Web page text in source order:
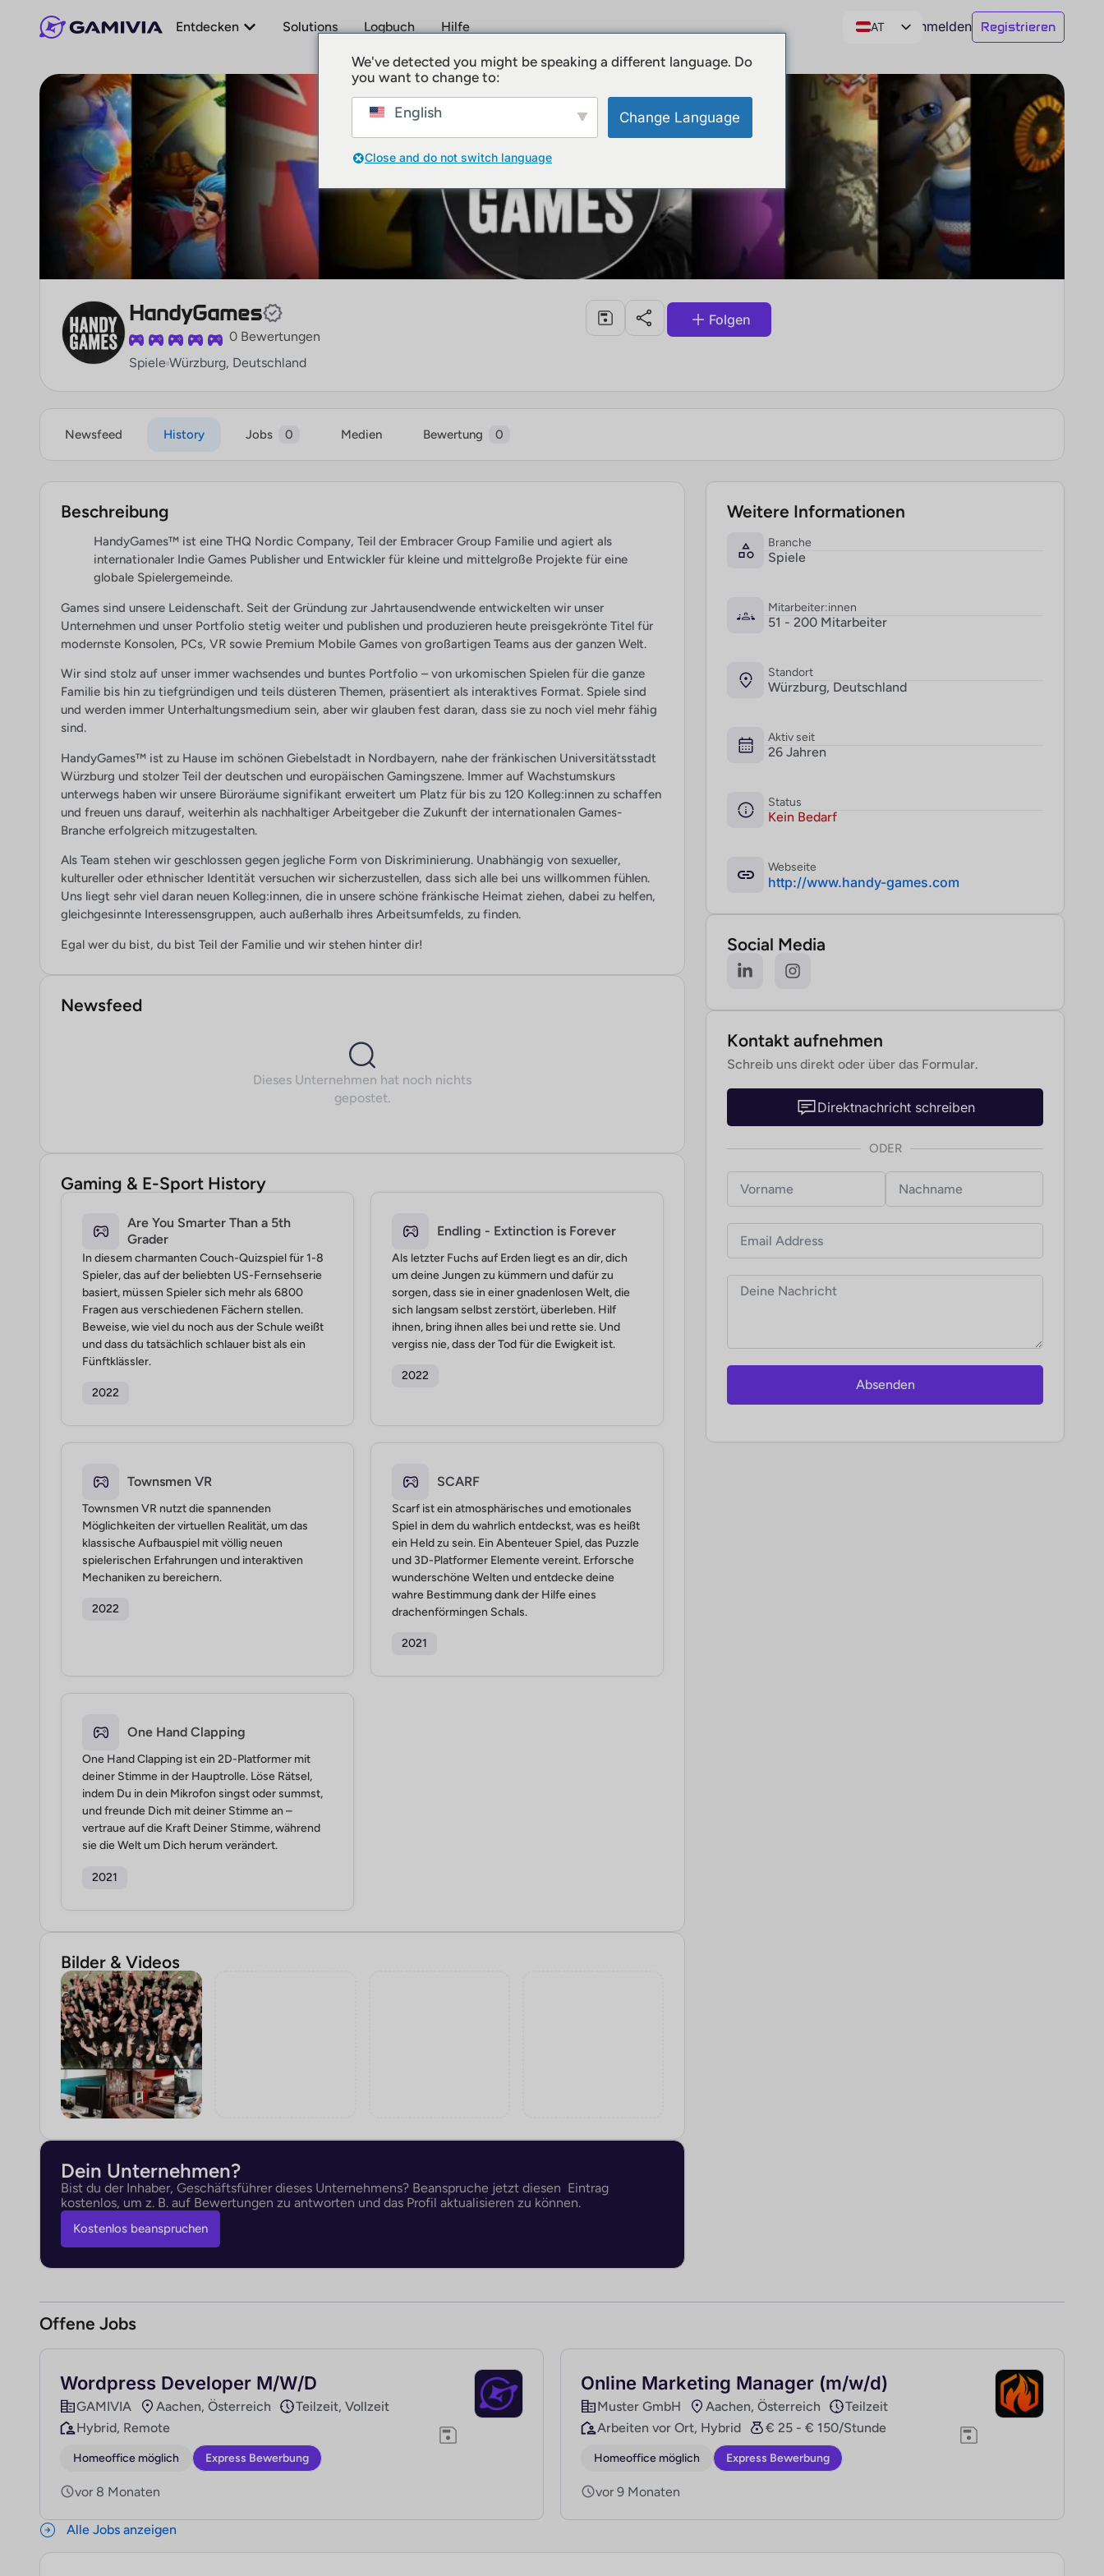
Entdecken Solutions Logbuch Hilfe
AT
CH
EN
Anmelden Registrieren
HandyGames
0 Bewertungen
Spiele Würzburg, Deutschland
Folgen
Newsfeed History Jobs 0 Medien Bewertung 0
Beschreibung
HandyGames™ ist eine THQ Nordic Company, Teil der Embracer Group Familie und agiert als
internationaler Indie Games Publisher und Entwickler für kleine und mittelgroße Projekte für eine
globale Spielergemeinde.
Games sind unsere Leidenschaft. Seit der Gründung zur Jahrtausendwende entwickelten wir unser
Unternehmen und unser Portfolio stetig weiter und publishen und produzieren heute preisgekrönte Titel für
modernste Konsolen, PCs, VR sowie Premium Mobile Games von großartigen Teams aus der ganzen Welt.
Wir sind stolz auf unser immer wachsendes und buntes Portfolio – von urkomischen Spielen für die ganze
Familie bis hin zu tiefgründigen und teils düsteren Themen, präsentiert als interaktives Format. Spiele sind
und werden immer Unterhaltungsmedium sein, aber wir glauben fest daran, dass sie zu noch viel mehr fähig
sind.
HandyGames™ ist zu Hause im schönen Giebelstadt in Nordbayern, nahe der fränkischen Universitätsstadt
Würzburg und stolzer Teil der deutschen und europäischen Gamingszene. Immer auf Wachstumskurs
unterwegs haben wir unsere Büroräume signifikant erweitert um Platz für bis zu 120 Kolleg:innen zu schaffen
und freuen uns darauf, weiterhin als nachhaltiger Arbeitgeber die Zukunft der internationalen Games-
Branche erfolgreich mitzugestalten.
Als Team stehen wir geschlossen gegen jegliche Form von Diskriminierung. Unabhängig von sexueller,
kultureller oder ethnischer Identität versuchen wir sicherzustellen, dass sich alle bei uns willkommen fühlen.
Uns liegt sehr viel daran neuen Kolleg:innen, die in unsere schöne fränkische Heimat ziehen, dabei zu helfen,
gleichgesinnte Interessensgruppen, auch außerhalb ihres Arbeitsumfelds, zu finden.
Egal wer du bist, du bist Teil der Familie und wir stehen hinter dir!
Newsfeed
Dieses Unternehmen hat noch nichts
gepostet.
Gaming & E-Sport History
Are You Smarter Than a 5th
Grader
In diesem charmanten Couch-Quizspiel für 1-8
Spieler, das auf der beliebten US-Fernsehserie
basiert, müssen Spieler sich mehr als 6800
Fragen aus verschiedenen Fächern stellen.
Beweise, wie viel du noch aus der Schule weißt
und dass du tatsächlich schlauer bist als ein
Fünftklässler.
2022
Endling - Extinction is Forever
Als letzter Fuchs auf Erden liegt es an dir, dich
um deine Jungen zu kümmern und dafür zu
sorgen, dass sie in einer gnadenlosen Welt, die
sich langsam selbst zerstört, überleben. Hilf
ihnen, bring ihnen alles bei und rette sie. Und
vergiss nie, dass der Tod für die Ewigkeit ist.
2022
Townsmen VR
Townsmen VR nutzt die spannenden
Möglichkeiten der virtuellen Realität, um das
klassische Aufbauspiel mit völlig neuen
spielerischen Erfahrungen und interaktiven
Mechaniken zu bereichern.
2022
SCARF
Scarf ist ein atmosphärisches und emotionales
Spiel in dem du wahrlich entdeckst, was es heißt
ein Held zu sein. Ein Abenteuer Spiel, das Puzzle
und 3D-Platformer Elemente vereint. Erforsche
wunderschöne Welten und entdecke deine
wahre Bestimmung dank der Hilfe eines
drachenförmingen Schals.
2021
One Hand Clapping
One Hand Clapping ist ein 2D-Platformer mit
deiner Stimme in der Hauptrolle. Löse Rätsel,
indem Du in dein Mikrofon singst oder summst,
und freunde Dich mit deiner Stimme an –
vertraue auf die Kraft Deiner Stimme, während
sie die Welt um Dich herum verändert.
2021
Bilder & Videos
Dein Unternehmen?
Bist du der Inhaber, Geschäftsführer dieses Unternehmens? Beanspruche jetzt diesen Eintrag
kostenlos, um z. B. auf Bewertungen zu antworten und das Profil aktualisieren zu können.
Kostenlos beanspruchen
Weitere Informationen
Branche
Spiele
Mitarbeiter:innen
51 - 200 Mitarbeiter
Standort
Würzburg, Deutschland
Aktiv seit
26 Jahren
Status
Kein Bedarf
Webseite
­http://www.handy-games.com
Social Media
Kontakt aufnehmen
Schreib uns direkt oder über das Formular.
Direktnachricht schreiben
ODER
Absenden
Offene Jobs
Wordpress Developer M/W/D
GAMIVIA Aachen, Österreich
Teilzeit, Vollzeit
Hybrid, Remote
Homeoffice möglich Express Bewerbung
vor 8 Monaten
Online Marketing Manager (m/w/d)
Muster GmbH Aachen, Österreich
Teilzeit
Arbeiten vor Ort, Hybrid
€ 25 - € 150/Stunde
Homeoffice möglich Express Bewerbung
vor 9 Monaten
Alle Jobs anzeigen
We've detected you might be speaking a different language. Do
you want to change to:
English Change Language
Close and do not switch language